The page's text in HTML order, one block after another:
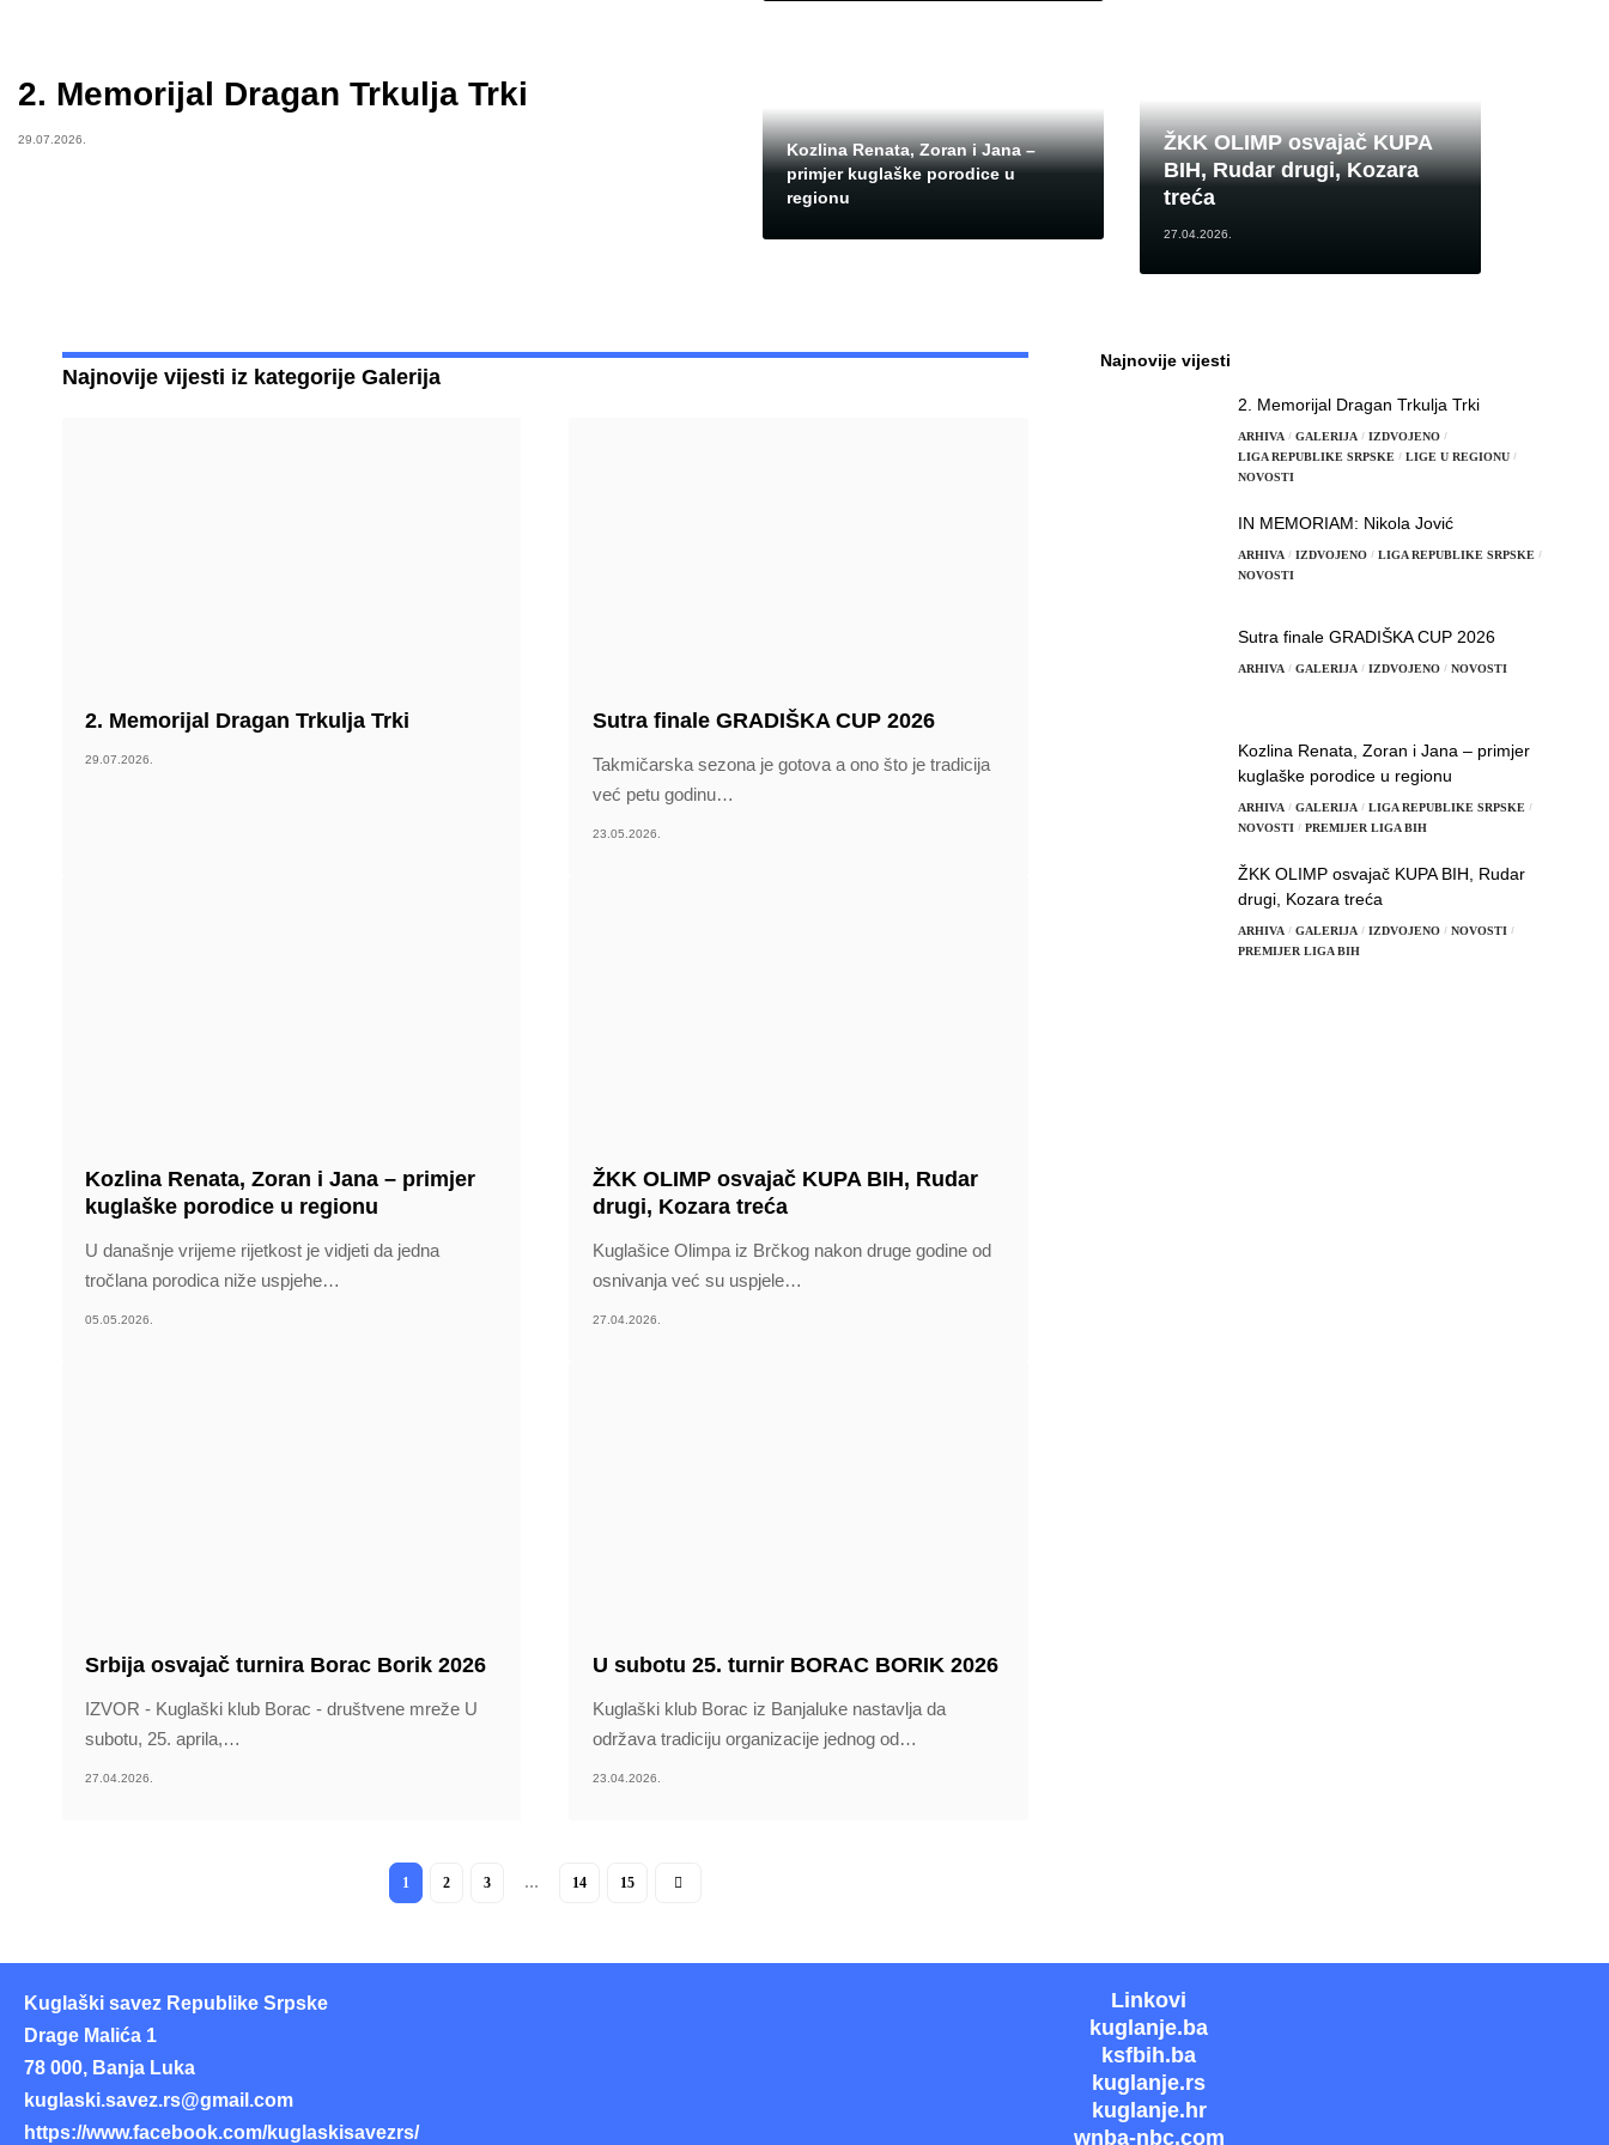
2. Memorijal Dragan Trkulja Trki
29.07.2026.
Kozlina Renata, Zoran i Jana –
primjer kuglaške porodice u
regionu
ŽKK OLIMP osvajač KUPA
BIH, Rudar drugi, Kozara
treća
27.04.2026.
Najnovije vijesti iz kategorije Galerija
2. Memorijal Dragan Trkulja Trki
29.07.2026.
Sutra finale GRADIŠKA CUP 2026
Takmičarska sezona je gotova a ono što je tradicija
već petu godinu…
23.05.2026.
Kozlina Renata, Zoran i Jana – primjer
kuglaške porodice u regionu
U današnje vrijeme rijetkost je vidjeti da jedna
tročlana porodica niže uspjehe…
05.05.2026.
ŽKK OLIMP osvajač KUPA BIH, Rudar
drugi, Kozara treća
Kuglašice Olimpa iz Brčkog nakon druge godine od
osnivanja već su uspjele…
27.04.2026.
Srbija osvajač turnira Borac Borik 2026
IZVOR - Kuglaški klub Borac - društvene mreže U
subotu, 25. aprila,…
27.04.2026.
U subotu 25. turnir BORAC BORIK 2026
Kuglaški klub Borac iz Banjaluke nastavlja da
održava tradiciju organizacije jednog od…
23.04.2026.
1 2 3 … 14 15
Najnovije vijesti
2. Memorijal Dragan Trkulja Trki
ARHIVA GALERIJA
IZDVOJENO
LIGA REPUBLIKE SRPSKE
LIGE U REGIONU
NOVOSTI
IN MEMORIAM: Nikola Jović
ARHIVA IZDVOJENO
LIGA REPUBLIKE SRPSKE
NOVOSTI
Sutra finale GRADIŠKA CUP 2026
ARHIVA GALERIJA IZDVOJENO NOVOSTI
Kozlina Renata, Zoran i Jana – primjer
kuglaške porodice u regionu
ARHIVA GALERIJA
LIGA REPUBLIKE SRPSKE
NOVOSTI
PREMIJER LIGA BIH
ŽKK OLIMP osvajač KUPA BIH, Rudar
drugi, Kozara treća
ARHIVA GALERIJA IZDVOJENO
NOVOSTI
PREMIJER LIGA BIH
Kuglaški savez Republike Srpske
Drage Malića 1
78 000, Banja Luka
kuglaski.savez.rs@gmail.com
https://www.facebook.com/kuglaskisavezrs/
Linkovi
kuglanje.ba
ksfbih.ba
kuglanje.rs
kuglanje.hr
wnba-nbc.com